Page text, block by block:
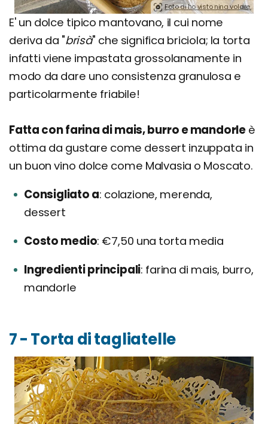
Foto di ho visto nina volare.
E' un dolce tipico mantovano, il cui nome
deriva da "brisà" che significa briciola; la torta
infatti viene impastata grossolanamente in
modo da dare uno consistenza granulosa e
particolarmente friabile!
Fatta con farina di mais, burro e mandorle è
ottima da gustare come dessert inzuppata in
un buon vino dolce come Malvasia o Moscato.
Consigliato a colazione, merenda,
dessert
Costo medio €7,50 una torta media
Ingredienti principali farina di mais, burro,
mandorle
7 - Torta di tagliatelle